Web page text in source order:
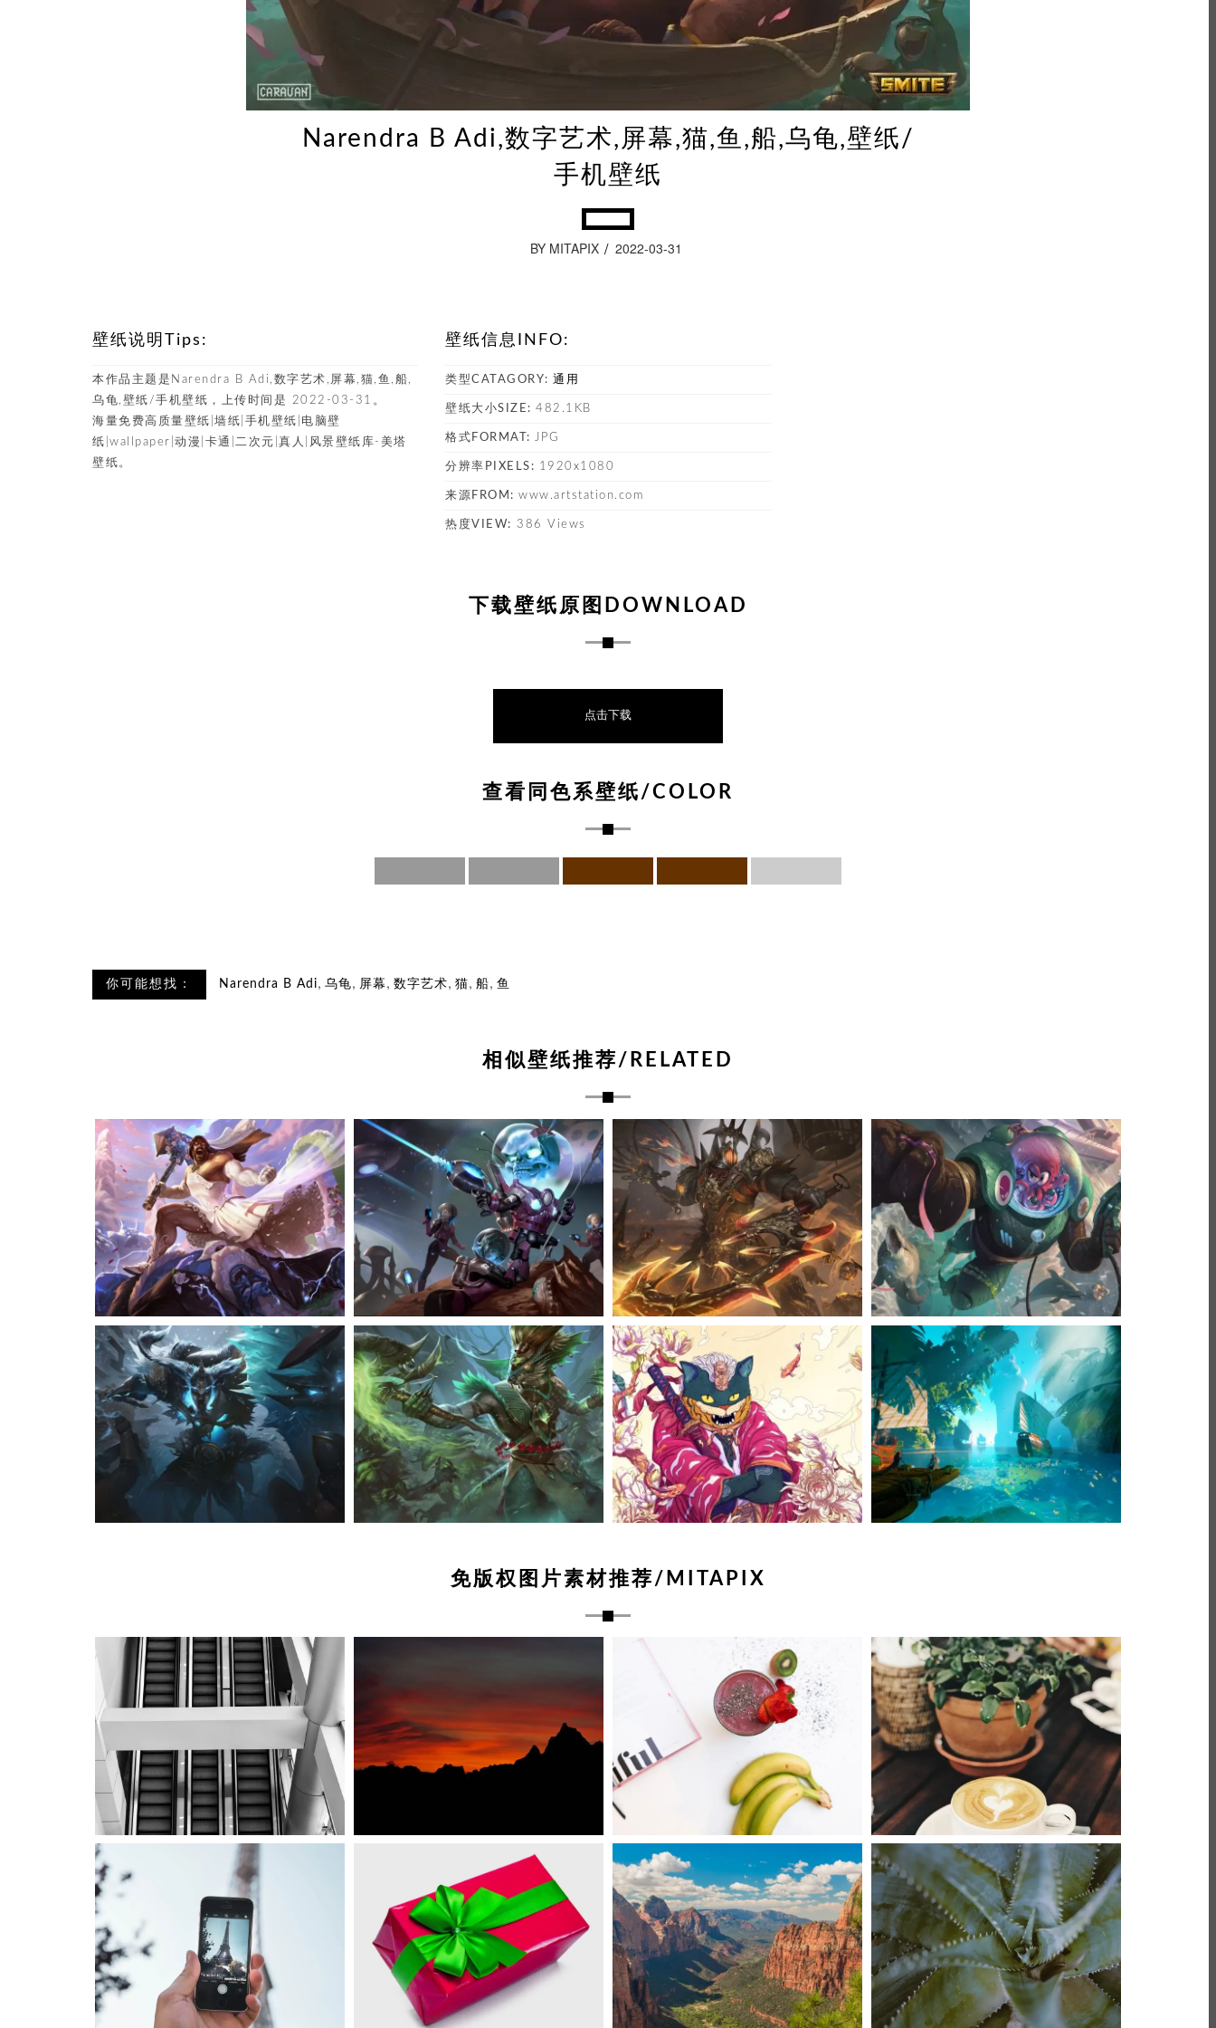
Narendra B Adi,数字艺术,屏幕,猫,鱼,船,乌龟,壁纸/
手机壁纸
BY MITAPIX 2022-03-31
壁纸说明Tips:
本作品主题是Narendra B Adi,数字艺术,屏幕,猫,鱼,船,
乌龟,壁纸/手机壁纸，上传时间是 2022-03-31。
海量免费高质量壁纸|墙纸|手机壁纸|电脑壁
纸|wallpaper|动漫|卡通|二次元|真人|风景壁纸库-美塔
壁纸。
壁纸信息INFO:
类型CATAGORY: 通用
壁纸大小SIZE: 482.1KB
格式FORMAT: JPG
分辨率PIXELS: 1920x1080
来源FROM: www.artstation.com
热度VIEW: 386 Views
下载壁纸原图DOWNLOAD
点击下载
查看同色系壁纸/COLOR
你可能想找： Narendra B Adi, 乌龟, 屏幕 , 数字艺术, 猫, 船, 鱼
相似壁纸推荐/RELATED
免版权图片素材推荐/MITAPIX